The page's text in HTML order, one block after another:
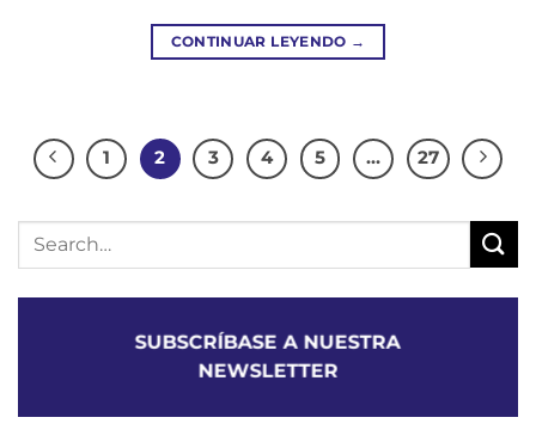
CONTINUAR LEYENDO →
1 2 3 4 5 … 27
SUBSCRÍBASE A NUESTRA
NEWSLETTER